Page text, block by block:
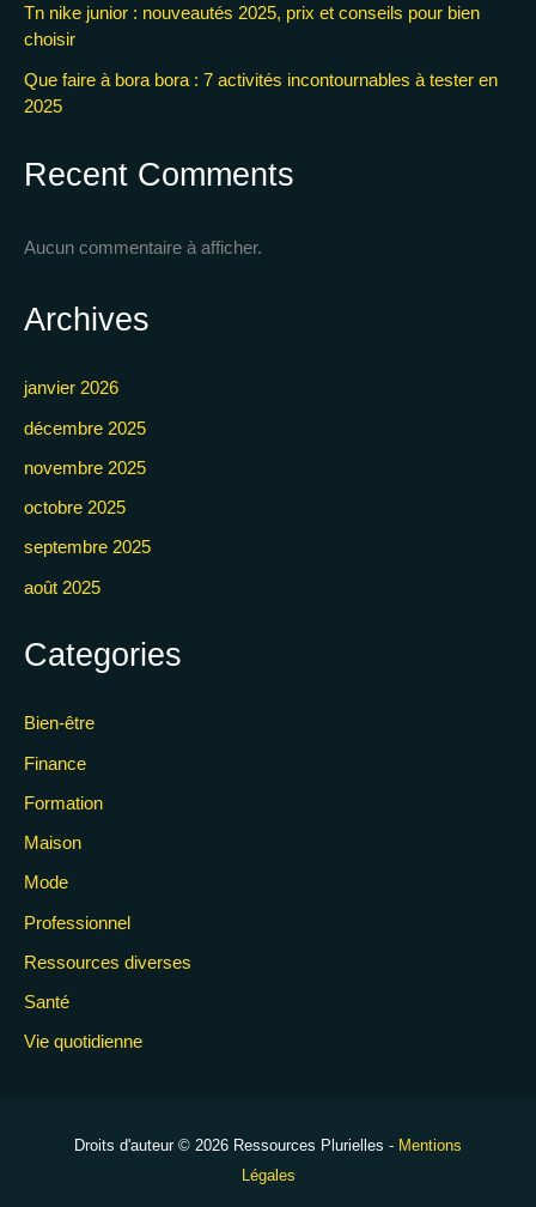
Tn nike junior : nouveautés 2025, prix et conseils pour bien
choisir
Que faire à bora bora : 7 activités incontournables à tester en
2025
Recent Comments
Aucun commentaire à afficher.
Archives
janvier 2026
décembre 2025
novembre 2025
octobre 2025
septembre 2025
août 2025
Categories
Bien-être
Finance
Formation
Maison
Mode
Professionnel
Ressources diverses
Santé
Vie quotidienne
Droits d'auteur © 2026 Ressources Plurielles - Mentions
Légales